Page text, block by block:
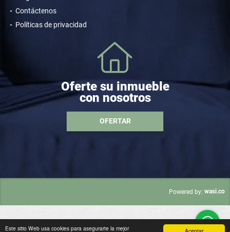
Este sitio Web usa cookies para asegurarte la mejor
Contáctenos
Políticas de privacidad
Oferte su inmueble
con nosotros
OFERTAR
Powered by: wasi.co